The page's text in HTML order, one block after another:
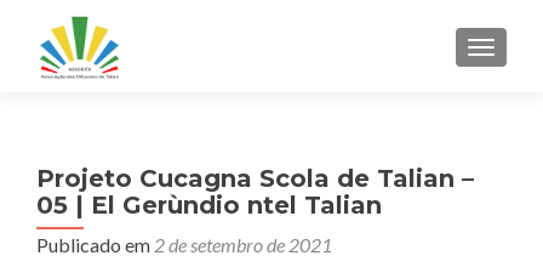
Projeto Cucagna Scola de Talian –
05 | El Gerùndio ntel Talian
Publicado em 2 de setembro de 2021